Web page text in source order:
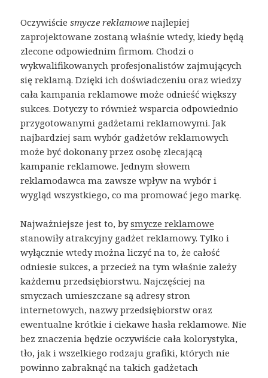
Oczywiściesmycze reklamowe najlepiej
zaprojektowane zostaną właśnie wtedy, kiedy będą
zlecone odpowiednim firmom. Chodzi o
wykwalifikowanych profesjonalistów zajmujących
się reklamą. Dzięki ich doświadczeniu oraz wiedzy
cała kampania reklamowe może odnieść większy
sukces. Dotyczy to również wsparcia odpowiednio
przygotowanymi gadżetami reklamowymi. Jak
najbardziej sam wybór gadżetów reklamowych
może być dokonany przez osobę zlecającą
kampanie reklamowe. Jednym słowem
reklamodawca ma zawsze wpływ na wybór i
wygląd wszystkiego, co ma promować jego markę.
Najważniejsze jest to, bysmycze reklamowe
stanowiły atrakcyjny gadżet reklamowy. Tylko i
wyłącznie wtedy można liczyć na to, że całość
odniesie sukces, a przecież na tym właśnie zależy
każdemu przedsiębiorstwu. Najczęściej na
smyczach umieszczane są adresy stron
internetowych, nazwy przedsiębiorstw oraz
ewentualne krótkie i ciekawe hasła reklamowe. Nie
bez znaczenia będzie oczywiście cała kolorystyka,
tło, jak i wszelkiego rodzaju grafiki, których nie
powinno zabraknąć na takich gadżetach